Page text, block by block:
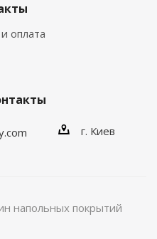
оплата
г. Киев
напольных покрытий